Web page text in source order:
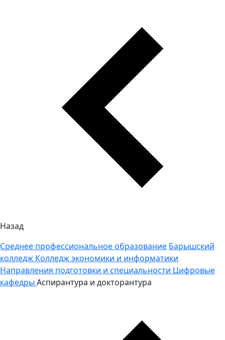
Назад
Среднее профессиональное образование Барышский
колледж Колледж экономики и информатики
Направления подготовки и специальности Цифровые
кафедры Аспирантура и докторантура